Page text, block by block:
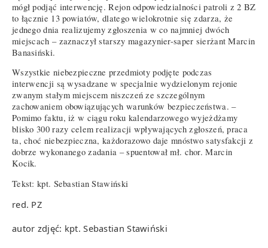
mógł podjąć interwencję. Rejon odpowiedzialności patroli z 2 BZ
to łącznie 13 powiatów, dlatego wielokrotnie się zdarza, że
jednego dnia realizujemy zgłoszenia w co najmniej dwóch
miejscach – zaznaczył starszy magazynier-saper sierżant Marcin
Banasiński.
Wszystkie niebezpieczne przedmioty podjęte podczas
interwencji są wysadzane w specjalnie wydzielonym rejonie
zwanym stałym miejscem niszczeń ze szczególnym
zachowaniem obowiązujących warunków bezpieczeństwa. –
Pomimo faktu, iż w ciągu roku kalendarzowego wyjeżdżamy
blisko 300 razy celem realizacji wpływających zgłoszeń, praca
ta, choć niebezpieczna, każdorazowo daje mnóstwo satysfakcji z
dobrze wykonanego zadania – spuentował mł. chor. Marcin
Kocik.
Tekst: kpt. Sebastian Stawiński
red. PZ
autor zdjęć: kpt. Sebastian Stawiński